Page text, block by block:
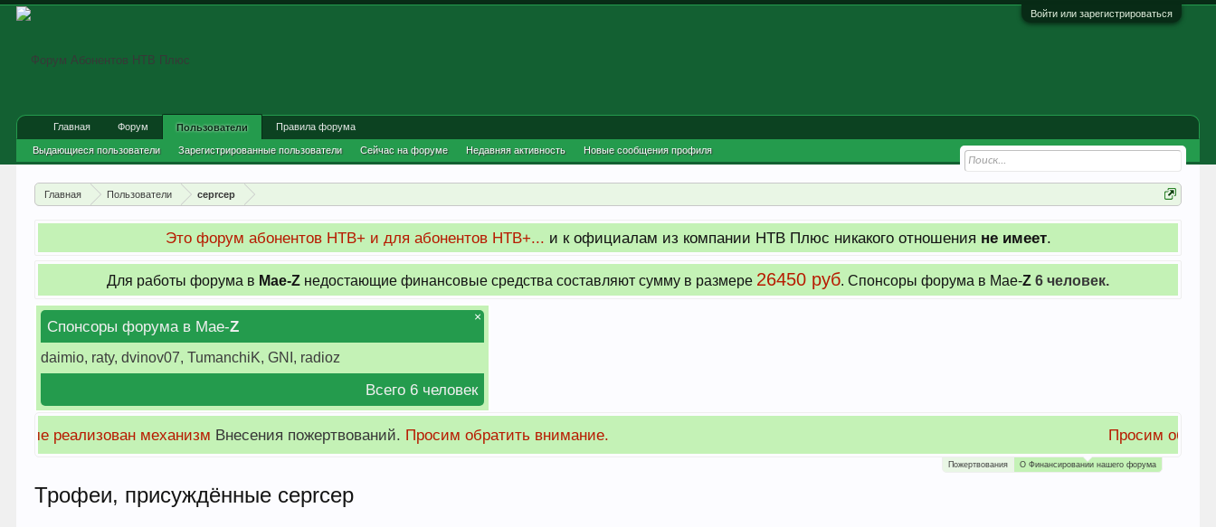
Войти или зарегистрироваться
Главная Пользователи ceprcep
Это форум абонентов НТВ+ и для абонентов НТВ+... и к официалам из компании НТВ Плюс никакого отношения не имеет.
Для работы форума в Мае-Z недостающие финансовые средства составляют сумму в размере 26450 руб. Cпонсоры форума в Мае-Z 6 человек.
Спонсоры форума в Мае-Z
daimio, raty, dvinov07, TumanchiK, GNI, radioz
Всего 6 человек
×
Просим обратить внимание на тему"О Финансировании нашего форума".
Пожертвования О Финансировании нашего форума
Трофеи, присуждённые ceprcep
Главная Форум Пользователи
Выдающиеся пользователи Зарегистрированные пользователи Сейчас на форуме Недавняя активность Новые сообщения профиля
Правила форума